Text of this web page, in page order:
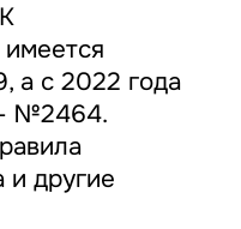
а с 2022 года
№2464.
и другие